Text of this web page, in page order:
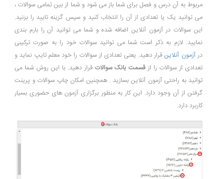
مربوط به آن درس و فصل برای شما باز می شود و شما از بین تمامی سوالات ،
می توانید یک یا تعدادی از آن را انتخاب کنید و سپس گزینه تایید را بزنید.
این سوالات در آزمون آنلاین اضافه شده و شما می توانید آن را بارم بندی
نمایید. لازم به ذکر است شما می توانید سوالات خود را به صورت ترکیبی
درآزمون آنلاینقرار دهید. یعنی تعدادی از سوالات را خود معلم تایپ نماید و
تعدادی از سوالات را از قسمت بانک سوالات قرار دهید. با این روش شما می
توانید به راحتی آزمون آنلاین بسازید . همچنین امکان چاپ سوالات و پرینت
گرفتن از آن وجود دارد. این کار به منظور برگزاری آزمون های حضوری بسیار
کاربرد دارد.